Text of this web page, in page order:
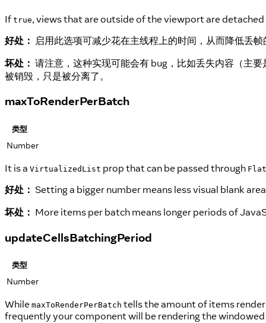
If true, views that are outside of the viewport are
好处： 启用此选项可减少花在主线程上的时间，从而降低丢
坏处： 请注意，这种实现可能会有 bug，比如丢失内容（主
被销毁，只是被分离了。
maxToRenderPerBatch
类型
Number
It is a VirtualizedList prop that can be passed through
好处： Setting a bigger number means less visual blank
坏处： More items per batch means longer periods of
updateCellsBatchingPeriod
类型
Number
While maxToRenderPerBatch tells the amount of items
frequently your component will be rendering the